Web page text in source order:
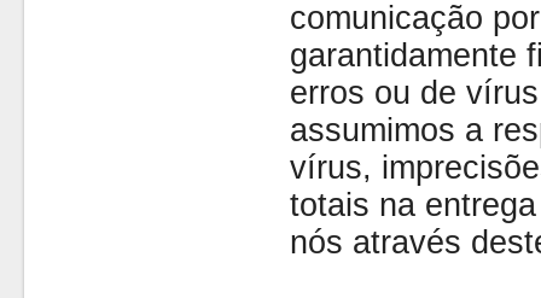
comunicação
garantidamente
erros ou de
assumimos a
vírus,
totais na
nós através